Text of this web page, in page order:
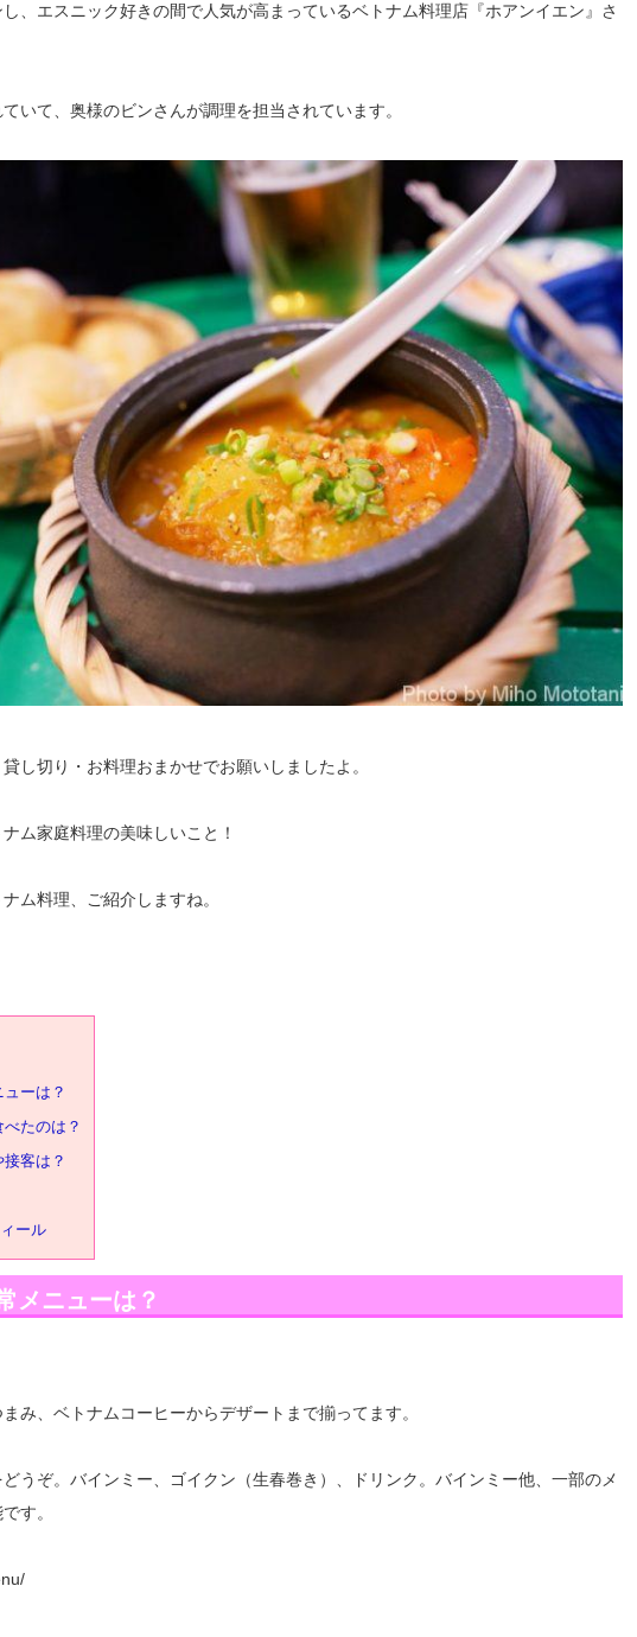
、エスニック好きの間で人気が高まっているベトナム料理店『ホアンイエン』さ
いて、奥様のビンさんが調理を担当されています。
し切り・お料理おまかせでお願いしましたよ。
ム家庭料理の美味しいこと！
ム料理、ご紹介しますね。
ーは？
たのは？
客は？
ール
メニューは？
み、ベトナムコーヒーからデザートまで揃ってます。
うぞ。バインミー、ゴイクン（生春巻き）、ドリンク。バインミー他、一部のメ
す。